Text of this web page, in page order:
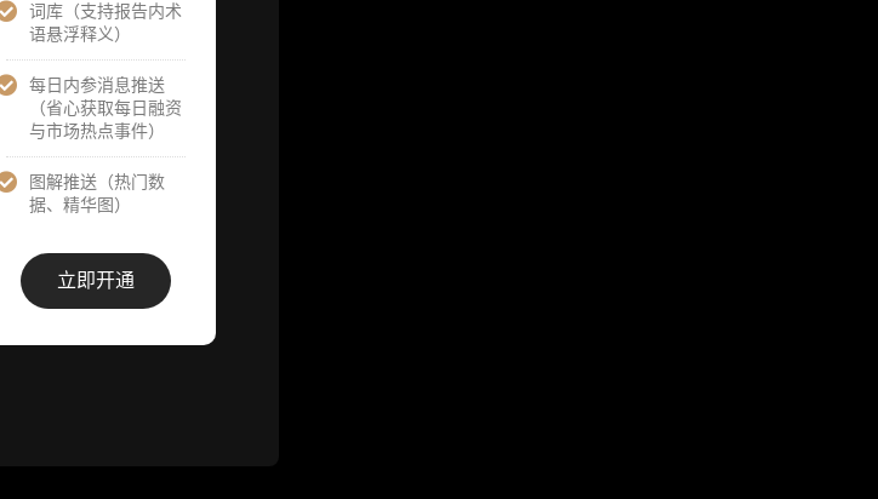
词库（支持报告内术
语悬浮释义）
每日内参消息推送
（省心获取每日融资
与市场热点事件）
图解推送（热门数
据、精华图）
立即开通
分析师 1 对 1
时，话题需审
核）
疑服务（10
次提问，话题
需审核）
查阅分析师答
疑精华汇总栏